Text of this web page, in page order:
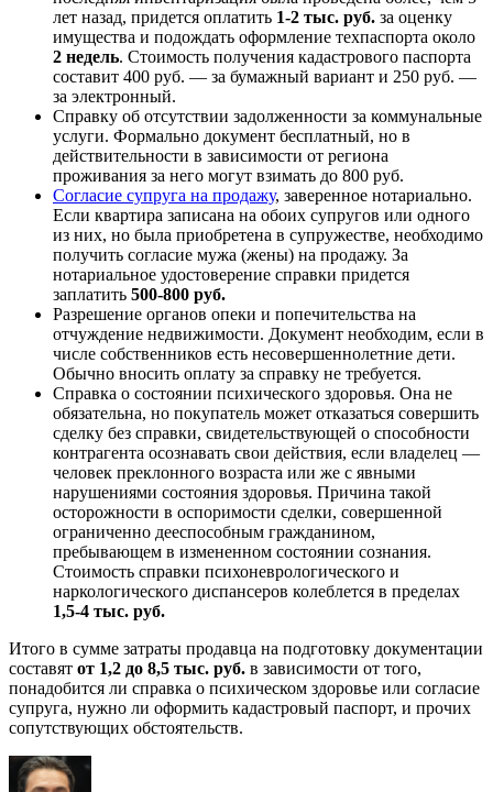
лет назад, придется оплатить 1-2 тыс. руб. за оценку
имущества и подождать оформление техпаспорта около
2 недель. Стоимость получения кадастрового паспорта
составит 400 руб. — за бумажный вариант и 250 руб. —
за электронный.
Справку об отсутствии задолженности за коммунальные
услуги. Формально документ бесплатный, но в
действительности в зависимости от региона
проживания за него могут взимать до 800 руб.
Согласие супруга на продажу, заверенное нотариально.
Если квартира записана на обоих супругов или одного
из них, но была приобретена в супружестве, необходимо
получить согласие мужа (жены) на продажу. За
нотариальное удостоверение справки придется
заплатить 500-800 руб.
Разрешение органов опеки и попечительства на
отчуждение недвижимости. Документ необходим, если в
числе собственников есть несовершеннолетние дети.
Обычно вносить оплату за справку не требуется.
Справка о состоянии психического здоровья. Она не
обязательна, но покупатель может отказаться совершить
сделку без справки, свидетельствующей о способности
контрагента осознавать свои действия, если владелец —
человек преклонного возраста или же с явными
нарушениями состояния здоровья. Причина такой
осторожности в оспоримости сделки, совершенной
ограниченно дееспособным гражданином,
пребывающем в измененном состоянии сознания.
Стоимость справки психоневрологического и
наркологического диспансеров колеблется в пределах
1,5-4 тыс. руб.
Итого в сумме затраты продавца на подготовку документации
составят от 1,2 до 8,5 тыс. руб. в зависимости от того,
понадобится ли справка о психическом здоровье или согласие
супруга, нужно ли оформить кадастровый паспорт, и прочих
сопутствующих обстоятельств.